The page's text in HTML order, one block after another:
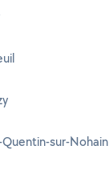
sur-Nohain